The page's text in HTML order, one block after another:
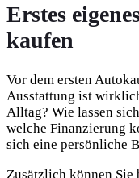
Erstes
kaufen
Vor dem ersten
Ausstattung ist
Alltag? Wie lassen
welche Finanzierung
sich eine persönliche
Zusätzlich können Sie